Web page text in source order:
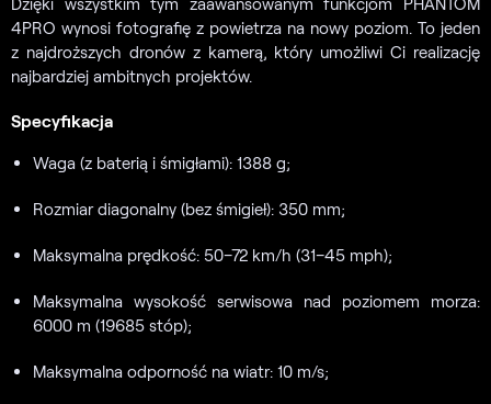
4PRO wynosi fotografię z powietrza na nowy poziom. To jeden
z najdroższych dronów z kamerą, który umożliwi Ci realizację
najbardziej ambitnych projektów.
Specyfikacja
Waga (z baterią i śmigłami): 1388 g;
Rozmiar diagonalny (bez śmigieł): 350 mm;
Maksymalna prędkość: 50–72 km/h (31–45 mph);
Maksymalna wysokość serwisowa nad poziomem morza:
6000 m (19685 stóp);
Maksymalna odporność na wiatr: 10 m/s;